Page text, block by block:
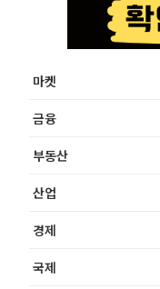
마켓
금융
부동산
산업
경제
국제